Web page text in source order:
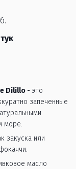
Dilillo - это
запеченные
море.
закуска или
масло